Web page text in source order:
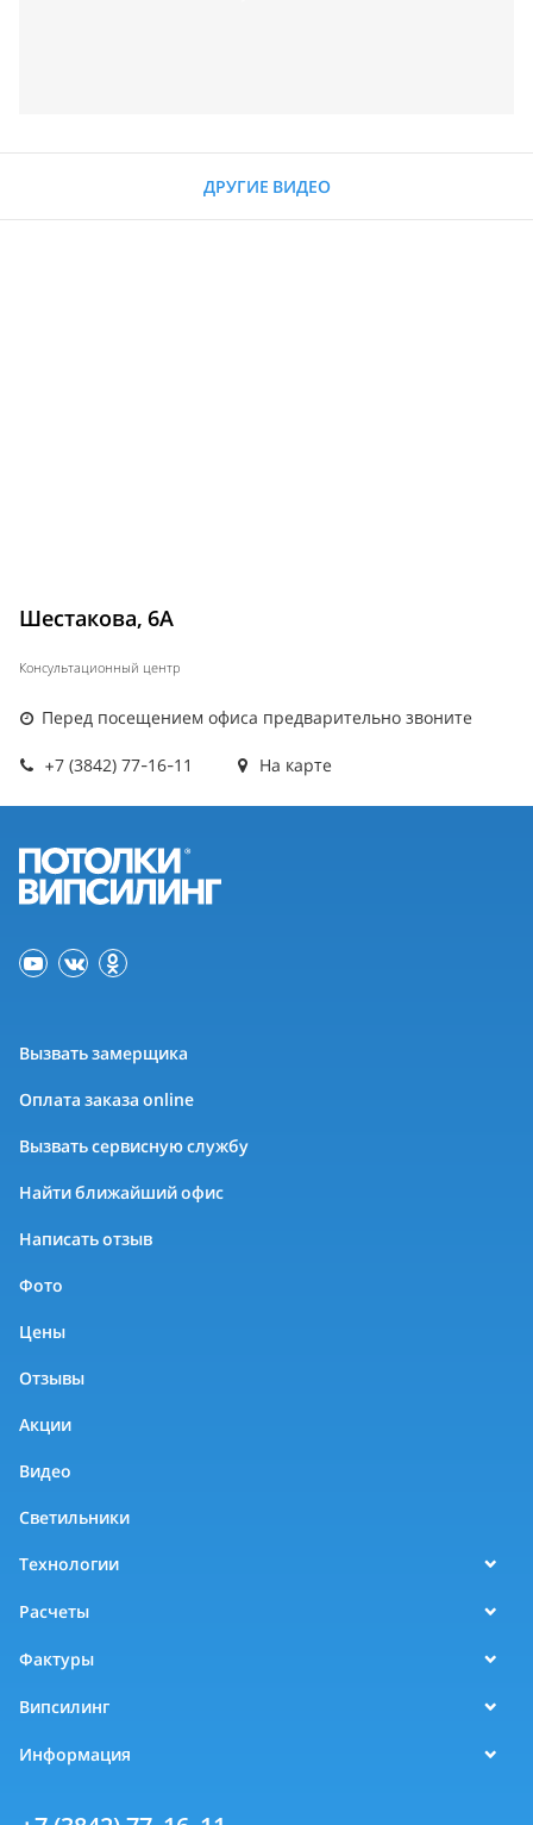
ДРУГИЕ ВИДЕО
Шестакова, 6А
Консультационный центр
Перед посещением офиса предварительно звоните
+7 (3842) 77-16-11 На карте
Вызвать замерщика
Оплата заказа online
Вызвать сервисную службу
Найти ближайший офис
Написать отзыв
Фото
Цены
Отзывы
Акции
Видео
Светильники
Технологии
Расчеты
Фактуры
Випсилинг
Информация